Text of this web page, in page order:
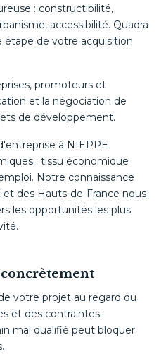
: constructibilité,
accessibilité. Quadra
étape de votre acquisition
promoteurs et
et la négociation de
de développement.
à NIEPPE
: tissu économique
Notre connaissance
des Hauts-de-France nous
les opportunités les plus
concrètement
votre projet au regard du
et des contraintes
mal qualifié peut bloquer